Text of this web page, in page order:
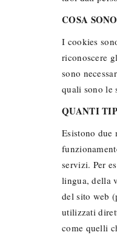
COSA
I cookies
riconoscere
sono
quali sono le
QUANTI
Esistono due
servizi. Per
lingua, della
del sito web
utilizzati
come quelli